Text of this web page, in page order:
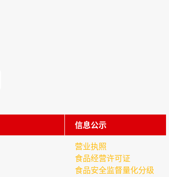
信息公示
营业执照
食品经营许可证
食品安全监督量化分级